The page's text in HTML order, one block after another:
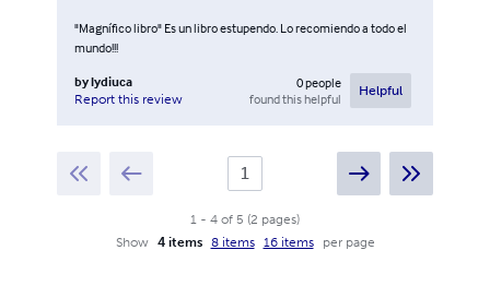
"Magnífico libro" Es un libro estupendo. Lo recomiendo a todo el
mundo!!!
bylydiuca
Report this review
0people
found this helpful
Helpful
1 - 4 of 5 (2 pages)
Show
4 items 8 items 16 items per page